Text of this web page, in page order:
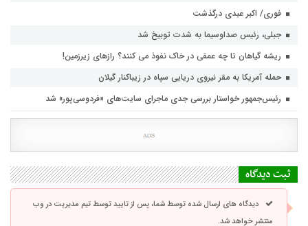
فوری/ اکبر عبدی درگذشت
جبلی، رئیس صداوسیما به شدت توبیخ شد
ریشه گیاهان تا چه عمقی در خاک نفوذ می کنند؟ رازهای زیرزمین!
حمله آمریکا به مقر نیروی دریایی سپاه در زیباکنار گیلان
رئیس‌جمهور خواستار بررسی جدی ماجرای سایت‌های «فردوسی‌پور» شد
ثبت دیدگاه
دیدگاه های ارسال شده توسط شما، پس از تایید توسط تیم مدیریت در وب
منتشر خواهد شد.